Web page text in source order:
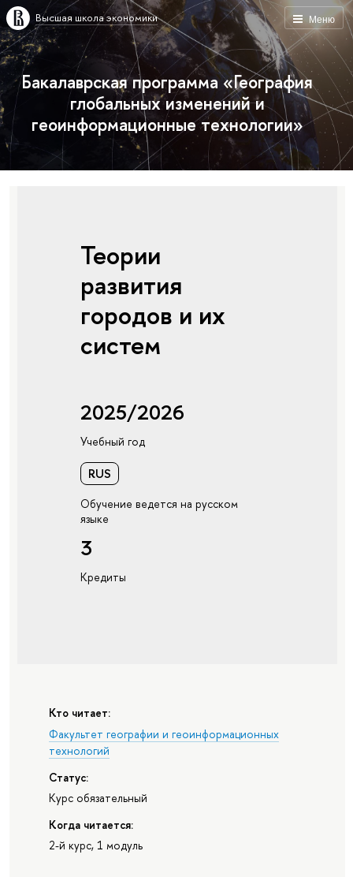
Меню
Высшая школа экономики
Бакалаврская программа «География
глобальных изменений и
геоинформационные технологии»
Теории
развития
городов и их
систем
2025/2026
Учебный год
RUS
Обучение ведется на русском
языке
3
Кредиты
Кто читает:
Факультет географии и геоинформационных
технологий
Статус:
Курс обязательный
Когда читается:
2-й курс, 1 модуль